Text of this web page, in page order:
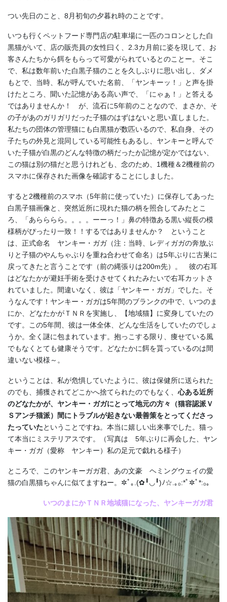
つい先日のこと、8月初旬の夕暮れ時のことです。
いつも行くペットフード専門店の駐車場に一匹のコロンとした白
黒猫がいて、店の販売員の女性曰く、2.3カ月前に姿を現して、お
客さんたちから餌をもらって可愛がられているとのことー。そこ
で、私は数年前いた白黒子猫のことを久しぶりに思い出し、ダメ
もとで、当時、私が呼んでいた名前、「ヤンキーッ！」と声を掛
けたところ、聞いた記憶がある高い声で、「にゃぁ！」と答える
ではありませんか！ が、流石に5年前のことなので、まさか、そ
の子があのガリガリだった子猫のはずはないと思い直しました。
私たちの団体の管理猫にも白黒猫が数匹いるので、私自身、その
子たちの外見と混同している可能性もあるし、ヤンキーと呼んで
いた子猫が白黒のどんな特徴の柄だったか記憶が定かではない、
この猫は別の猫だと思うけれども、念のため、1機種＆2機種前の
スマホに保存された画像を確認することにしました。
すると2機種前のスマホ（5年前に使っていた）に保存してあった
白黒子猫画像と、突然近所に現れた猫の柄を照合してみたとこ
ろ、「あらららら。。。。ーーっ！」鼻の特徴ある黒い縦長の模
様柄がぴったり一致！！するではありませんか？ ということ
は、正式命名 ヤンキー・ガガ（注：当時、レディガガの奔放ぶ
りと子猫のやんちゃぶりを重ね合わせて命名）は5年ぶりに古巣に
戻ってきたと言うことです（前の縄張りは200m先）。 彼の右耳
はどなたかが避妊手術を受けさせてくれたみたいで右耳カットさ
れていました。間違いなく、彼は「ヤンキー・ガガ」でした。そ
うなんです！ヤンキー・ガガは5年間のブランクの中で、いつのま
にか、どなたかがＴＮＲを実施し、【地域猫】に変身していたの
です。この5年間、彼は一体全体、どんな生活をしていたのでしょ
うか。全く謎に包まれています。抱っこする限り、痩せている風
でもなくとても健康そうです。どなたかに餌を貰っているのは間
違いない模様～。
ということは、私が危惧していたように、彼は保健所に送られた
のでも、捕獲されてどこかへ捨てられたのでもなく、 心ある近所
のどなたかが、ヤンキー・ガガにとって地元の方々（猫容認派Ｖ
Ｓアンチ猫派）間にトラブルが起きない最善策をとってくださっ
たっていたということですね。本当に嬉しい出来事でした。猫っ
て本当にミステリアスです。（写真は 5年ぶりに再会した、ヤン
キー・ガガ（愛称 ヤンキー）私の足元で戯れる様子）
ところで、このヤンキーガガ君、あの文豪 ヘミングウェイの愛
猫の白黒猫ちゃんに似てますねー。✲ﾟ｡.(✿╹◡╹)ﾉ☆.｡₀:*ﾟ✲ﾟ*:₀｡
いつのまにかＴＮＲ地域猫になった、ヤンキーガガ君